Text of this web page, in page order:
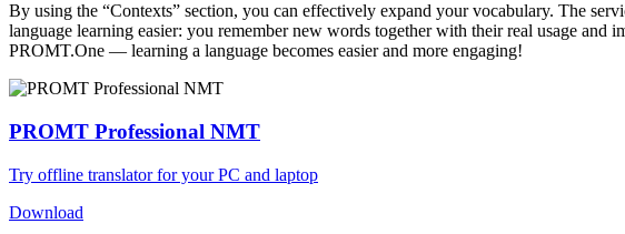
By using the “Contexts” section, you can effectively expand your vocabulary. The
language learning easier: you remember new words together with their real usage and
PROMT.One — learning a language becomes easier and more engaging!
PROMT Professional NMT
Try offline translator for your PC and laptop
Download